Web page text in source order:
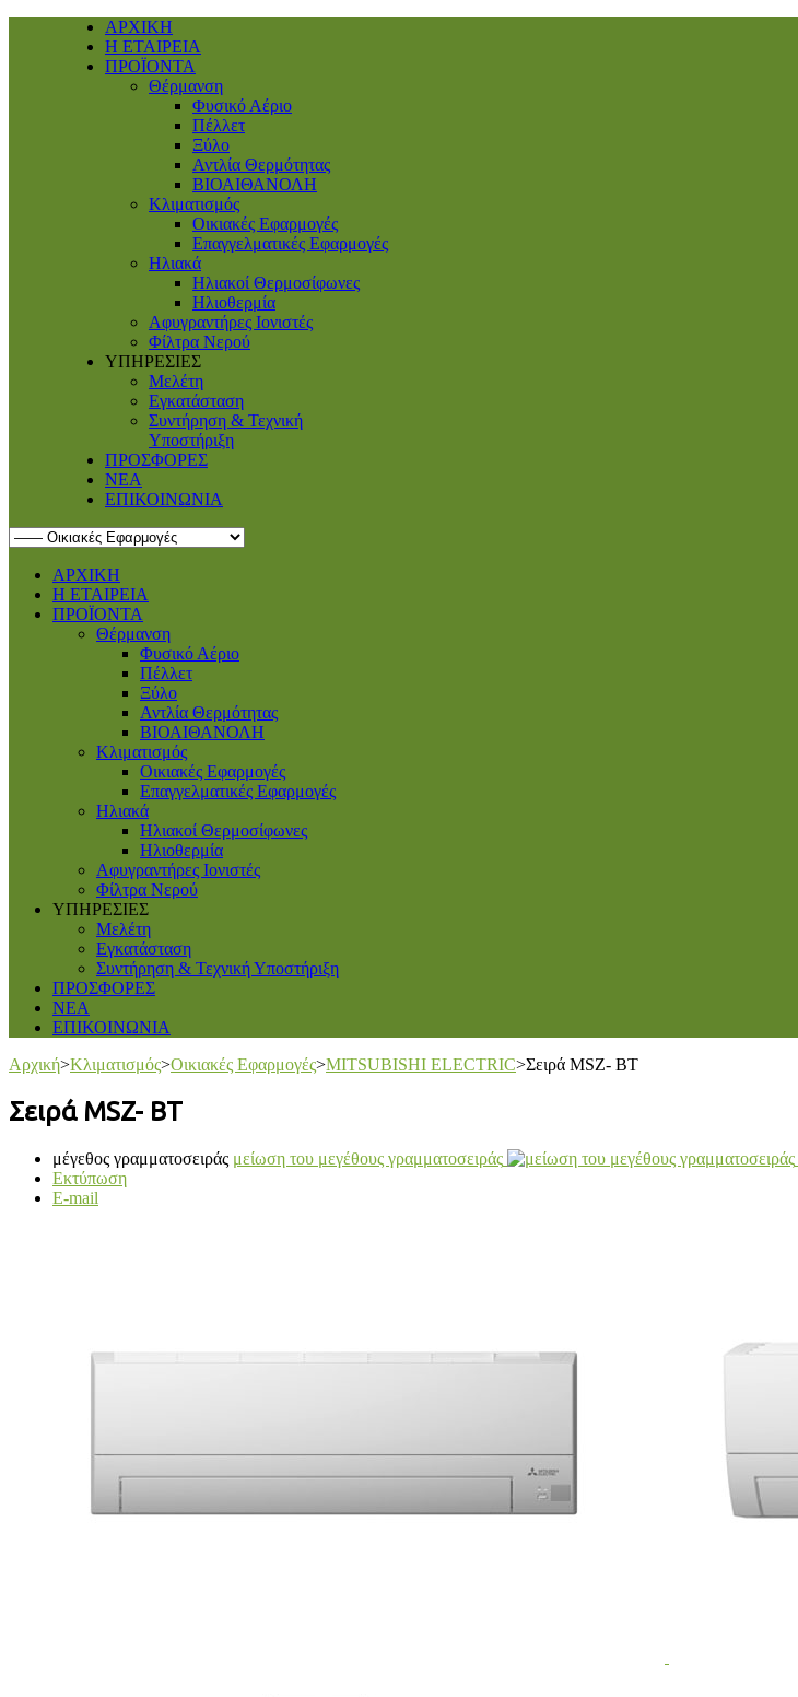
ΑΡΧΙΚΗ
Η ΕΤΑΙΡΕΙΑ
ΠΡΟΪΟΝΤΑ
Θέρμανση
Φυσικό Αέριο
Πέλλετ
Ξύλο
Αντλία Θερμότητας
ΒΙΟΑΙΘΑΝΟΛΗ
Κλιματισμός
Οικιακές Εφαρμογές
Επαγγελματικές Eφαρμογές
Ηλιακά
Ηλιακοί Θερμοσίφωνες
Ηλιοθερμία
Αφυγραντήρες Ιονιστές
Φίλτρα Νερού
ΥΠΗΡΕΣΙΕΣ
Μελέτη
Εγκατάσταση
Συντήρηση & Τεχνική
Υποστήριξη
ΠΡΟΣΦΟΡΕΣ
ΝΕΑ
ΕΠΙΚΟΙΝΩΝΙΑ
ΑΡΧΙΚΗ
Η ΕΤΑΙΡΕΙΑ
ΠΡΟΪΟΝΤΑ
Θέρμανση
Φυσικό Αέριο
Πέλλετ
Ξύλο
Αντλία Θερμότητας
ΒΙΟΑΙΘΑΝΟΛΗ
Κλιματισμός
Οικιακές Εφαρμογές
Επαγγελματικές Eφαρμογές
Ηλιακά
Ηλιακοί Θερμοσίφωνες
Ηλιοθερμία
Αφυγραντήρες Ιονιστές
Φίλτρα Νερού
ΥΠΗΡΕΣΙΕΣ
Μελέτη
Εγκατάσταση
Συντήρηση & Τεχνική Υποστήριξη
ΠΡΟΣΦΟΡΕΣ
ΝΕΑ
ΕΠΙΚΟΙΝΩΝΙΑ
Αρχική>Κλιματισμός>Οικιακές Εφαρμογές>MITSUBISHI ELECTRIC>Σειρά MSZ- BT
Σειρά MSZ- BT
μέγεθος γραμματοσειράς μείωση του μεγέθους γραμματοσειράς
Εκτύπωση
E-mail